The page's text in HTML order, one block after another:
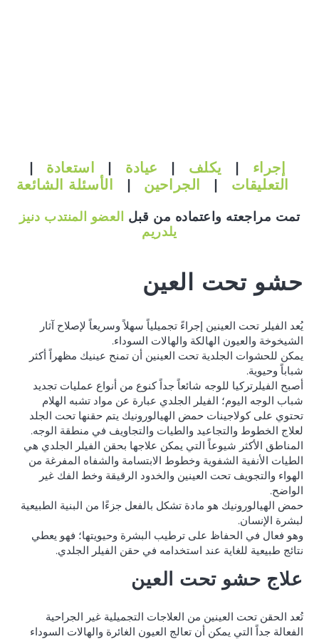
إجراء | يكلف | عيادة | استعادة
|
التعليقات
| الجراحين | الأسئلة الشائعة
تمت مراجعته واعتماده من قبل العضو المنتدب دنيز
يلدريم
حشو تحت العين
يُعد الفيلر تحت العينين إجراءً تجميلياً سهلاً وسريعاً لإصلاح آثار
الشيخوخة والعيون الهالكة والهالات السوداء.
يمكن للحشوات الجلدية تحت العينين أن تمنح عينيك مظهراً أكثر
شباباً وحيوية.
أصبح الفيلرتركيا للوجه شائعاً جداً كنوع من أنواع عمليات تجديد
شباب الوجه اليوم؛ الفيلر الجلدي عبارة عن مواد تشبه الهلام
تحتوي على كولاجينات حمض الهيالورونيك يتم حقنها تحت الجلد
لعلاج الخطوط والتجاعيد والطيات والتجاويف في منطقة الوجه.
المناطق الأكثر شيوعاً التي يمكن علاجها بحقن الفيلر الجلدي هي
الطيات الأنفية الشفوية وخطوط الابتسامة والشفاه المفرغة من
الهواء والتجويف تحت العينين والخدود الرقيقة وخط الفك غير
الواضح.
حمض الهيالورونيك هو مادة تشكل بالفعل جزءًا من البنية الطبيعية
لبشرة الإنسان.
وهو فعال في الحفاظ على ترطيب البشرة وحيويتها؛ فهو يعطي
نتائج طبيعية للغاية عند استخدامه في حقن الفيلر الجلدي.
علاج حشو تحت العين
تُعد الحقن تحت العينين من العلاجات التجميلية غير الجراحية
الفعالة جداً التي يمكن أن تعالج العيون الغائرة والهالات السوداء